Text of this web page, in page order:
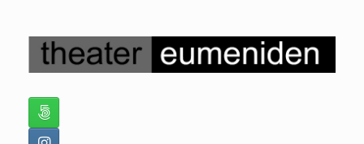
springen